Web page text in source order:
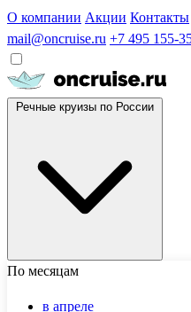
О компании Акции Контакты
mail@oncruise.ru +7 495 155-
По месяцам
в апреле